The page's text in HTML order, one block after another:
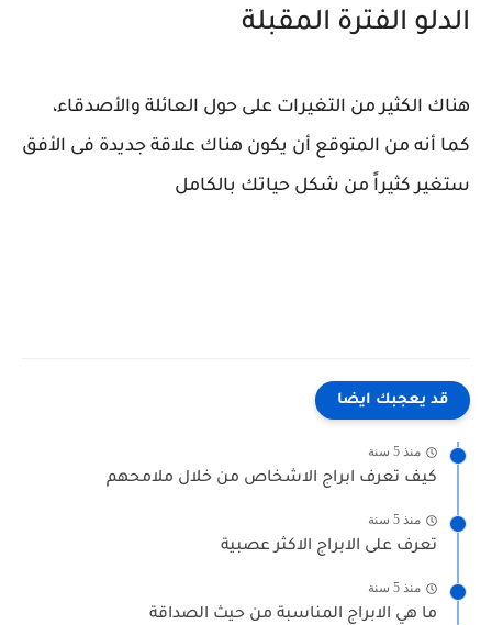
الدلو الفترة المقبلة
هناك الكثير من التغيرات على حول العائلة والأصدقاء،
كما أنه من المتوقع أن يكون هناك علاقة جديدة فى الأفق
ستغير كثيراً من شكل حياتك بالكامل
قد يعجبك ايضا
منذ 5 سنة
كيف تعرف ابراج الاشخاص من خلال ملامحهم
منذ 5 سنة
تعرف على الابراج الاكثر عصبية
منذ 5 سنة
ما هي الابراج المناسبة من حيث الصداقة